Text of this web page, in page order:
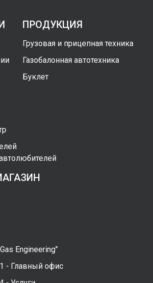
ПРОДУКЦИЯ
Грузовая и прицепная техника
Газобалонная автотехника
Буклет
Engineering"
- Главный офис